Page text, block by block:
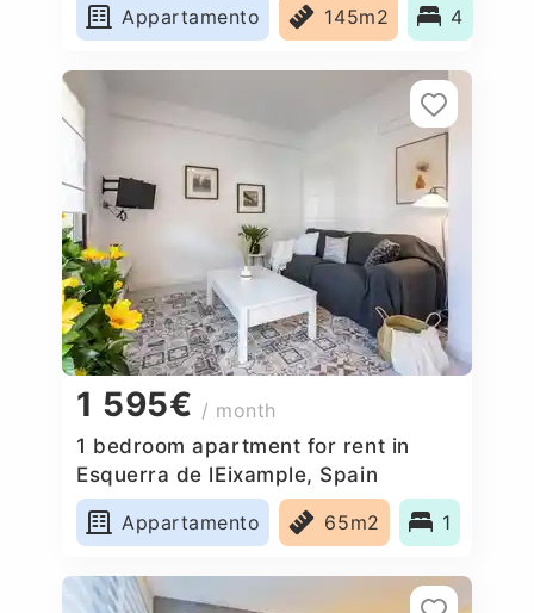
Appartamento
145m2 4
1 595€ / month
1 bedroom apartment for rent in
Esquerra de lEixample, Spain
Appartamento
65m2 1